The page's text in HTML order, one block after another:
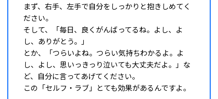
まず、右手、左手で自分をしっかりと抱きしめてく
ださい。
そして、「毎日、良くがんばってるね。よし、よ
し、ありがとう。」
とか、「つらいよね。つらい気持ちわかるよ。よ
し、よし、思いっきっり泣いても大丈夫だよ。」な
ど、自分に言ってあげてください。
この「セルフ・ラブ」とても効果があるんですよ。